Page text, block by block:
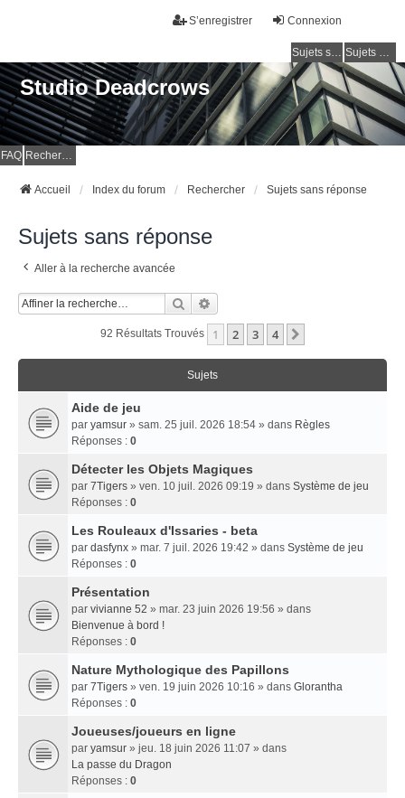
Connexion
S’enregistrer
Sujets sans réponse Sujets actifs
Studio Deadcrows
FAQ Rechercher
Accueil Index du forum Rechercher Sujets sans réponse
Sujets sans réponse
Aller à la recherche avancée
Rechercher
92 Résultats Trouvés 1 2 3 4
Sujets
Aide de jeu
par yamsur » sam. 25 juil. 2026 18:54 » dans Règles
Réponses : 0
Détecter les Objets Magiques
par 7Tigers » ven. 10 juil. 2026 09:19 » dans Système de jeu
Réponses : 0
Les Rouleaux d'Issaries - beta
par dasfynx » mar. 7 juil. 2026 19:42 » dans Système de jeu
Réponses : 0
Présentation
par vivianne 52 » mar. 23 juin 2026 19:56 » dans
Bienvenue à bord !
Réponses : 0
Nature Mythologique des Papillons
par 7Tigers » ven. 19 juin 2026 10:16 » dans Glorantha
Réponses : 0
Joueuses/joueurs en ligne
par yamsur » jeu. 18 juin 2026 11:07 » dans
La passe du Dragon
Réponses : 0